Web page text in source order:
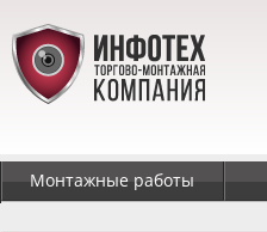
Монтажные работы